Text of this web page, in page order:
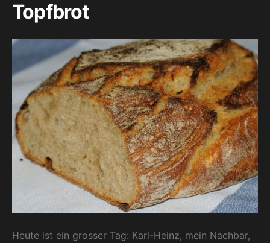
Topfbrot
Heute ist ein grosser Tag: Karl-Heinz, mein Nachbar,